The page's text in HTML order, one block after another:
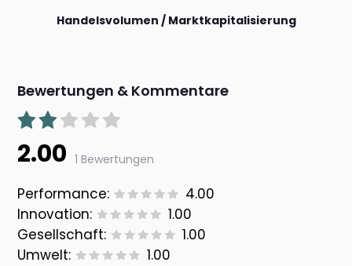
Handelsvolumen / Marktkapitalisierung
Bewertungen & Kommentare
2.00 1 Bewertungen
Performance:
4.00
Innovation:
1.00
Gesellschaft:
1.00
Umwelt:
1.00